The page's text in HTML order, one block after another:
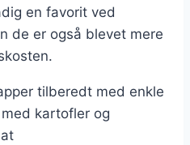
en favorit ved
de er også blevet mere
tilberedt med enkle
kartofler og